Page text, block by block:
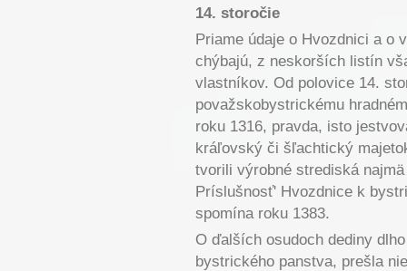
14. storočie
Priame údaje o Hvozdnici a o
chýbajú, z neskorších listín
vlastníkov. Od polovice 14.
považskobystrickému
roku 1316, pravda, isto
kráľovský či šľachtický
tvorili výrobné strediská
Príslušnosť' Hvozdnice k
spomína roku 1383.
O ďalších osudoch dediny
bystrického panstva, prešla